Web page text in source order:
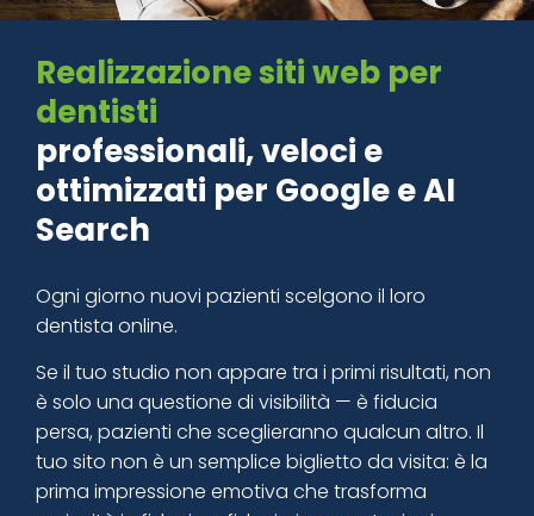
Realizzazione siti web per
dentisti
professionali, veloci e
ottimizzati per Google e AI
Search
Ogni giorno nuovi pazienti scelgono il loro
dentista online.
Se il tuo studio non appare tra i primi risultati, non
è solo una questione di visibilità — è fiducia
persa, pazienti che sceglieranno qualcun altro. Il
tuo sito non è un semplice biglietto da visita: è la
prima impressione emotiva che trasforma